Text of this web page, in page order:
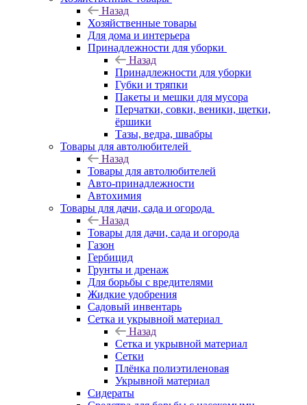
Назад
Хозяйственные товары
Для дома и интерьера
Принадлежности для уборки
Назад
Принадлежности для уборки
Губки и тряпки
Пакеты и мешки для мусора
Перчатки, совки, веники, щетки,
ёршики
Тазы, ведра, швабры
Товары для автолюбителей
Назад
Товары для автолюбителей
Авто-принадлежности
Автохимия
Товары для дачи, сада и огорода
Назад
Товары для дачи, сада и огорода
Газон
Гербицид
Грунты и дренаж
Для борьбы с вредителями
Жидкие удобрения
Садовый инвентарь
Сетка и укрывной материал
Назад
Сетка и укрывной материал
Сетки
Плёнка полиэтиленовая
Укрывной материал
Сидераты